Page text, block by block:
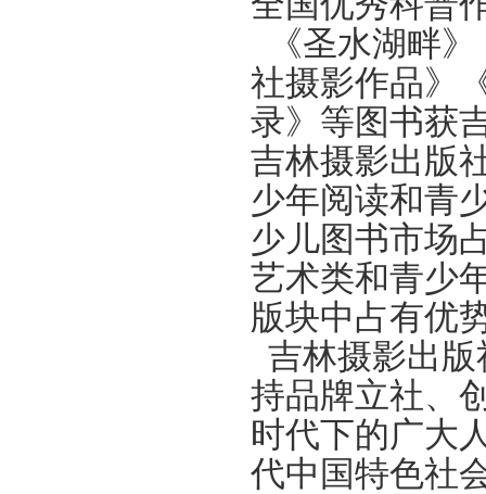
《圣水湖畔
社摄影作品》
录》等图书获
吉林摄影出版
少年阅读和青
少儿图书市场
艺术类和青少
版块中占有优
吉林摄影出
持品牌立社、
时代下的广大
代中国特色社